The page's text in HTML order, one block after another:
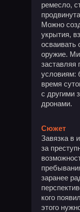
ремесло,
Можно
укрытия,
осваивать
оружие.
заставляя
условиям:
время
с другими
дронами.
Сюжет
Завязка в
за
заранее
кого
этого